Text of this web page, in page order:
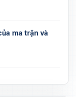
ma trận và